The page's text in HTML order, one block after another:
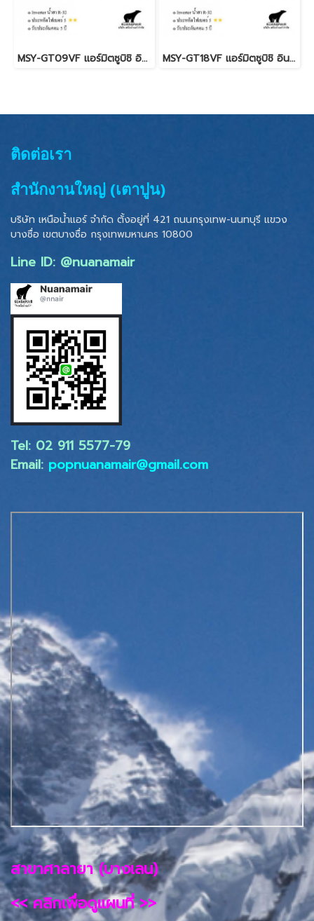
MSY-GT09VF แอร์มิตซูบิชิ อินเวอร์เตอร์ น้ำยา R-32 (MITSUBISHI ELECTRIC - SUPER INVERTER) MSY-GT18VF แอร์มิตซูบิชิ อินเวอร์เตอร์ น้ำยา R-32 (MITSUBISHI ELECTRIC - SUPER INVERTER)
ติดต่อเรา
สำนักงานใหญ่ (เตาปูน)
บริษัท เหนือน้ำแอร์ จำกัด ตั้งอยู่ที่ 421 ถนนกรุงเทพ-นนทบุรี แขวง
บางซื่อ เขตบางซื่อ กรุงเทพมหานคร 10800
Line ID: @nuanamair
Tel: 02 ​911 5577-79
Email: popnuanamair@gmail.com
สาขาศาลายา (บางเลน)
<< คลิกเพื่อดูแผนที่ >>